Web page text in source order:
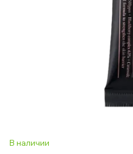
В наличии